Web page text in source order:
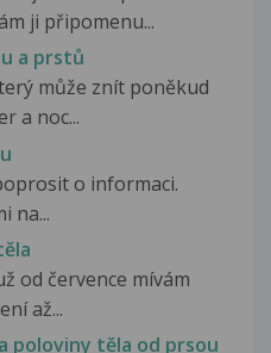
ji připomenu...
a prstů
může znít poněkud
a noc...
o informaci.
na...
od července mívám
až...
poloviny těla od prsou